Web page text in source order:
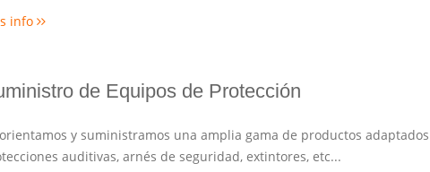
info
de Equipos de Protección
y suministramos una amplia gama de productos
auditivas, arnés de seguridad, extintores, etc...